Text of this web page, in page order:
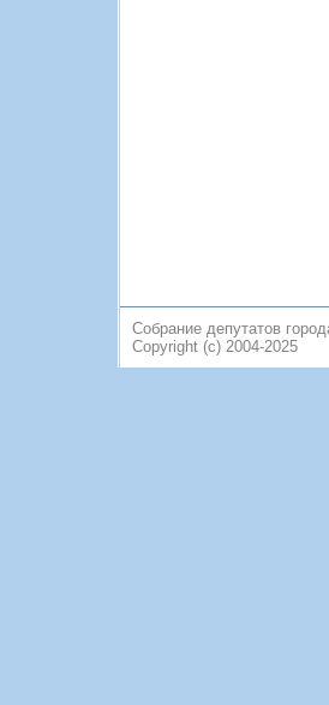
Собрание депутатов
Copyright (c) 2004-2025